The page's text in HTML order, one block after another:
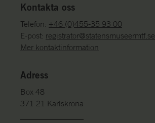
Kontakta oss
Telefon: +46 (0)455-35 93 00
E-post: registrator@statensmuseermtf.se
Mer kontaktinformation
Adress
Box 48
371 21 Karlskrona